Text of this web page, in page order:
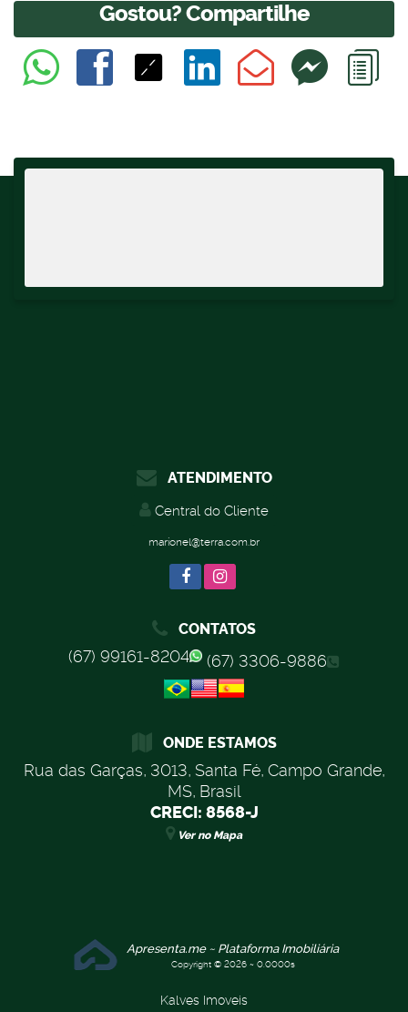
Gostou? Compartilhe
ATENDIMENTO
Central do Cliente
marionel@terra.com.br
CONTATOS
(67) 99161-8204 (67) 3306-9886
ONDE ESTAMOS
Rua das Garças, 3013, Santa Fé, Campo Grande,
MS, Brasil
CRECI: 8568-J
Ver no Mapa
Apresenta.me ~ Plataforma Imobiliária
Copyright © 2026 ~ 0.0000s
Kalves Imoveis